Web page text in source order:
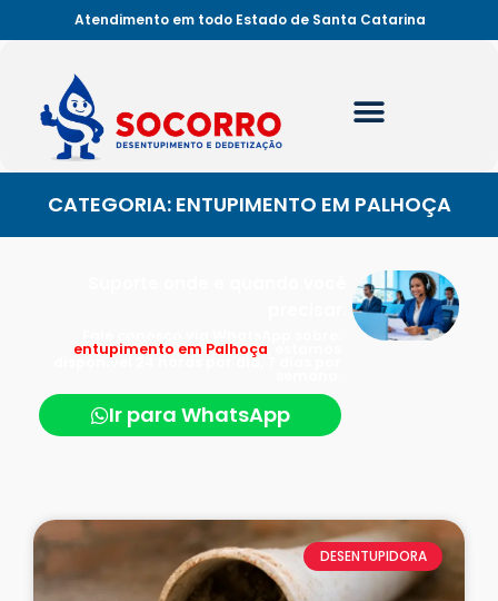
Atendimento em todo Estado de Santa Catarina
CATEGORIA: ENTUPIMENTO EM PALHOÇA
entupimento em Palhoça
disponível 24 horas por dia, 7 dias por
Ir para WhatsApp
DESENTUPIDORA